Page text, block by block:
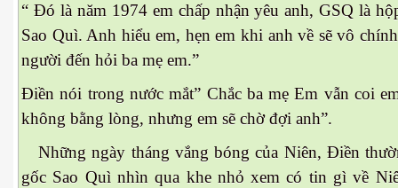
“ Đó là năm 1974 em chấp nhận yêu anh, GSQ là
Sao Quì. Anh hiểu em, hẹn em khi anh về sẽ vô
người đến hỏi ba mẹ em.”
Điền nói trong nước mắt” Chắc ba mẹ Em vẫn coi
không bằng lòng, nhưng em sẽ chờ đợi anh”.
Những ngày tháng vắng bóng của Niên, Điền
gốc Sao Quì nhìn qua khe nhỏ xem có tin gì về